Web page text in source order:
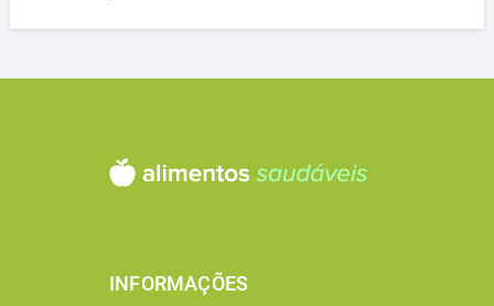
INFORMAÇÕES